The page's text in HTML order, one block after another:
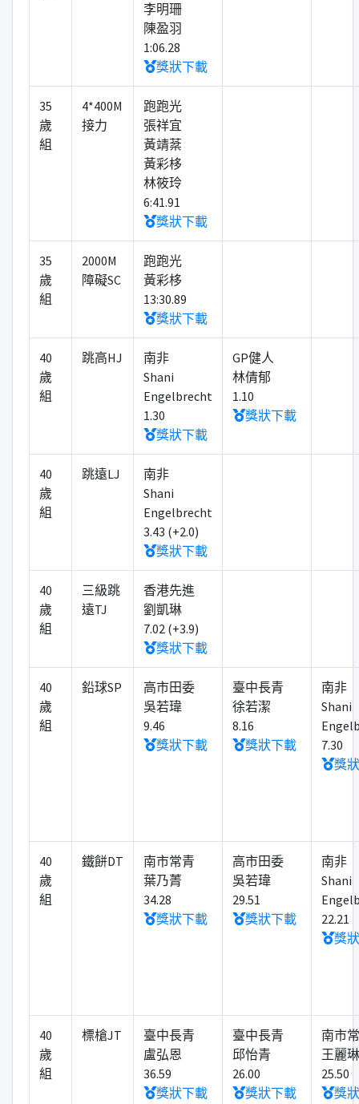
李明珊
陳盈羽
1:06.28
獎狀下載
35
歲
組
4*400M
接力
跑跑光
張祥宜
黃靖棻
黃彩栘
林筱玲
6:41.91
獎狀下載
35
歲
組
2000M
障礙SC
跑跑光
黃彩栘
13:30.89
獎狀下載
40
歲
組
跳高HJ
南非
Shani
Engelbrecht
1.30
獎狀下載
GP健人
林倩郁
1.10
獎狀下載
40
歲
組
跳遠LJ
南非
Shani
Engelbrecht
3.43 (+2.0)
獎狀下載
40
歲
組
三級跳
遠TJ
香港先進
劉凱琳
7.02 (+3.9)
獎狀下載
40
歲
組
鉛球SP
高市田委
吳若瑋
9.46
獎狀下載
臺中長青
徐若潔
8.16
獎狀下載
南非
Shani
7.30
獎
40
歲
組
鐵餅DT
南市常青
葉乃菁
34.28
獎狀下載
高市田委
吳若瑋
29.51
獎狀下載
南非
Shani
22.21
獎
40
歲
組
標槍JT
臺中長青
盧弘恩
36.59
獎狀下載
臺中長青
邱怡青
26.00
獎狀下載
南市
王麗琳
25.50
獎